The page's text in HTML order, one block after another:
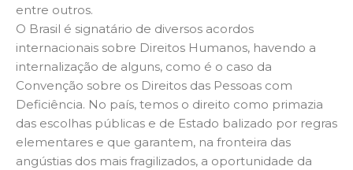
entre outros.
O Brasil é signatário de diversos acordos
internacionais sobre Direitos Humanos, havendo a
internalização de alguns, como é o caso da
Convenção sobre os Direitos das Pessoas com
Deficiência. No país, temos o direito como primazia
das escolhas públicas e de Estado balizado por regras
elementares e que garantem, na fronteira das
angústias dos mais fragilizados, a oportunidade da